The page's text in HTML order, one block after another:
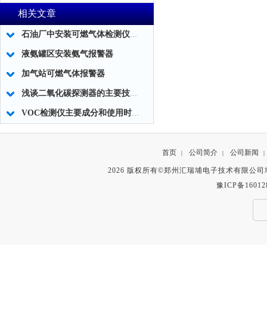
相关文章
石油厂中安装可燃气体检测仪确保安全生产
液氨罐区安装氨气报警器
加气站可燃气体报警器
浅谈二氧化碳探测器的主要技术特点
VOC检测仪主要成分和使用时应注意事项
首页 | 公司简介 | 公司新闻 |
2026 版权所有©郑州汇瑞埔电子技术有限公
豫ICP备